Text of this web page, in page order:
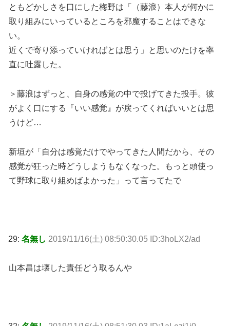
ともどかしさを口にした梅野は「（藤浪）本人が何かに
取り組みにいっているところを邪魔することはできな
い。
近くで寄り添っていければとは思う」と思いのたけを率
直に吐露した。
＞藤浪はずっと、自身の感覚の中で投げてきた投手。彼
がよく口にする『いい感覚』が戻ってくればいいとは思
うけど…
新垣が「自分は感覚だけでやってきた人間だから、その
感覚が狂った時どうしようもなくなった。もっと頭使っ
て野球に取り組めばよかった」って言ってたで
29: 名無し 2019/11/16(土) 08:50:30.05 ID:3hoLX2/ad
山本昌は壊した責任どう取るんや